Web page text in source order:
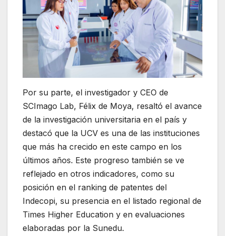
Por su parte, el investigador y CEO de
SCImago Lab, Félix de Moya, resaltó el avance
de la investigación universitaria en el país y
destacó que la UCV es una de las instituciones
que más ha crecido en este campo en los
últimos años. Este progreso también se ve
reflejado en otros indicadores, como su
posición en el ranking de patentes del
Indecopi, su presencia en el listado regional de
Times Higher Education y en evaluaciones
elaboradas por la Sunedu.